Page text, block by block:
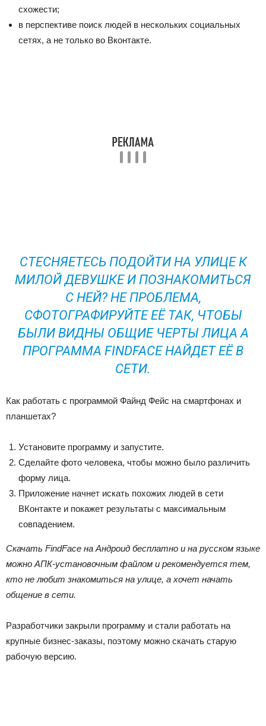
схожести;
в перспективе поиск людей в нескольких социальных
сетях, а не только во Вконтакте.
СТЕСНЯЕТЕСЬ ПОДОЙТИ НА УЛИЦЕ К
МИЛОЙ ДЕВУШКЕ И ПОЗНАКОМИТЬСЯ
С НЕЙ? НЕ ПРОБЛЕМА,
СФОТОГРАФИРУЙТЕ ЕЁ ТАК, ЧТОБЫ
БЫЛИ ВИДНЫ ОБЩИЕ ЧЕРТЫ ЛИЦА А
ПРОГРАММА FINDFACE НАЙДЕТ ЕЁ В
СЕТИ.
Как работать с программой Файнд Фейс на смартфонах и
планшетах?
Установите программу и запустите.
Сделайте фото человека, чтобы можно было различить
форму лица.
Приложение начнет искать похожих людей в сети
ВКонтакте и покажет результаты с максимальным
совпадением.
Скачать FindFace на Андроид бесплатно и на русском языке
можно АПК-установочным файлом и рекомендуется тем,
кто не любит знакомиться на улице, а хочет начать
общение в сети.
Разработчики закрыли программу и стали работать на
крупные бизнес-заказы, поэтому можно скачать старую
рабочую версию.